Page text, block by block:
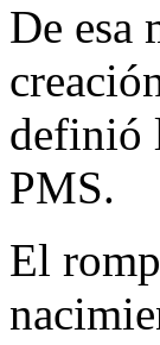
De esa
definió
PMS.
El